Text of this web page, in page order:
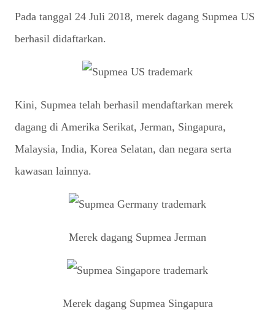
Pada tanggal 24 Juli 2018, merek dagang Supmea US
berhasil didaftarkan.
Kini, Supmea telah berhasil mendaftarkan merek
dagang di Amerika Serikat, Jerman, Singapura,
Malaysia, India, Korea Selatan, dan negara serta
kawasan lainnya.
Merek dagang Supmea Jerman
Merek dagang Supmea Singapura